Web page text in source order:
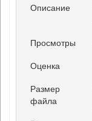
Описание
Просмотры
Оценка
Размер
файла